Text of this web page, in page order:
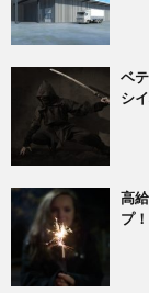
ベ
シ
高
プ